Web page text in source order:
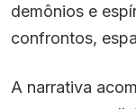
demônios e
confrontos,
A narrativa